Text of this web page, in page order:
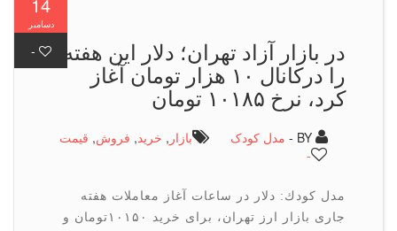
-
در بازار آزاد تهران؛ دلار این هفته
را دركانال ۱۰ هزار تومان آغاز
كرد، نرخ ۱۰۱۸۵ تومان
مدل کودک بازار ,خرید ,فروش, قیمت
مدل كودك: دلار در ساعات آغاز معاملات هفته
جاری بازار ارز تهران، برای خرید ۱۰۱۵۰تومان و